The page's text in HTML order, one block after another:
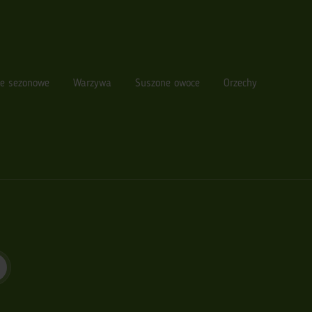
sezonowe Warzywa Suszone owoce Orzechy